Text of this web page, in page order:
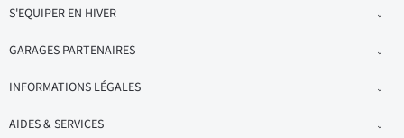
S'EQUIPER EN HIVER
GARAGES PARTENAIRES
INFORMATIONS LÉGALES
AIDES & SERVICES